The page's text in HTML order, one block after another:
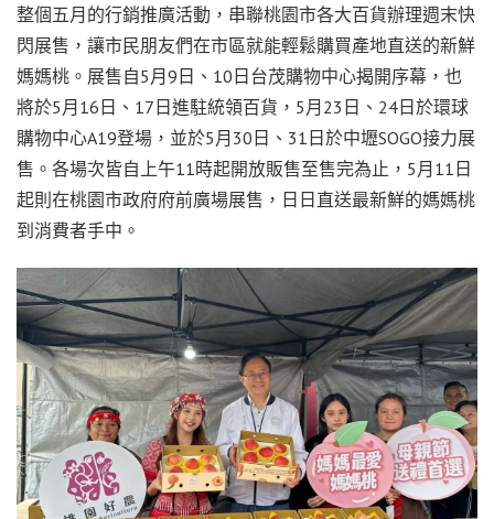
整個五月的行銷推廣活動，串聯桃園市各大百貨辦理週末快
閃展售，讓市民朋友們在市區就能輕鬆購買產地直送的新鮮
媽媽桃。展售自5月9日、10日台茂購物中心揭開序幕，也
將於5月16日、17日進駐統領百貨，5月23日、24日於環球
購物中心A19登場，並於5月30日、31日於中壢SOGO接力展
售。各場次皆自上午11時起開放販售至售完為止，5月11日
起則在桃園市政府府前廣場展售，日日直送最新鮮的媽媽桃
到消費者手中。